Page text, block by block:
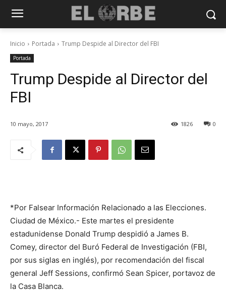
Inicio Portada Trump Despide al Director del FBI
Portada
Trump Despide al Director del
FBI
10 mayo, 2017 0
1826
*Por Falsear Información Relacionado a las Elecciones.
Ciudad de México.- Este martes el presidente
estadunidense Donald Trump despidió a James B.
Comey, director del Buró Federal de Investigación (FBI,
por sus siglas en inglés), por recomendación del fiscal
general Jeff Sessions, confirmó Sean Spicer, portavoz de
la Casa Blanca.